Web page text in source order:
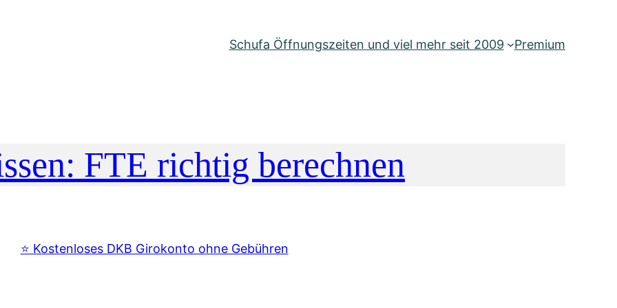
Schufa Öffnungszeiten und viel mehr seit 2009 Premium
FTE richtig berechnen
⭐️ Kostenloses DKB Girokonto ohne Gebühren